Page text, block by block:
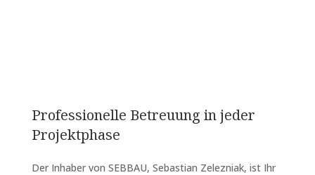
Professionelle Betreuung in jeder
Projektphase
Der Inhaber von SEBBAU, Sebastian Zelezniak, ist Ihr